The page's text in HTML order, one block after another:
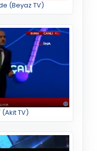
(Beyaz TV)
TV)